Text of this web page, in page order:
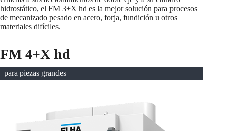
hidrostático, el FM 3+X hd es la mejor solución para procesos
de mecanizado pesado en acero, forja, fundición u otros
materiales difíciles.
FM 4+X hd
para piezas grandes